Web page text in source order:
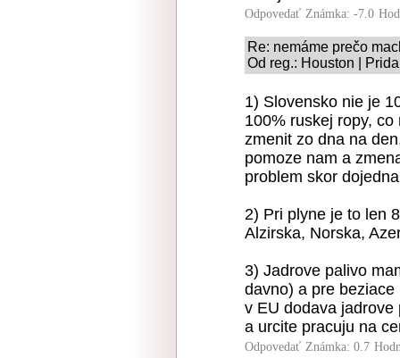
Odpovedať Známka: -7.0
Re: nemáme prečo
Od reg.: Houston |
1) Slovensko nie je
100% ruskej ropy,
zmenit zo dna na
pomoze nam a
problem skor
2) Pri plyne je to len
Alzirska, Norska,
3) Jadrove palivo
davno) a pre
v EU dodava
a urcite pracuju na
Odpovedať Známka: 0.7